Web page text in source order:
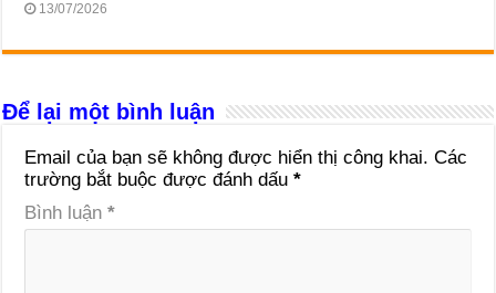
13/07/2026
Để lại một bình luận
Email của bạn sẽ không được hiển thị công khai. Các
trường bắt buộc được đánh dấu*
Bình luận*